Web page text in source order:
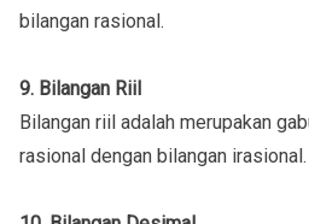
bilangan rasional.
9. Bilangan Riil
Bilangan riil adalah merupakan
rasional dengan bilangan irasional.